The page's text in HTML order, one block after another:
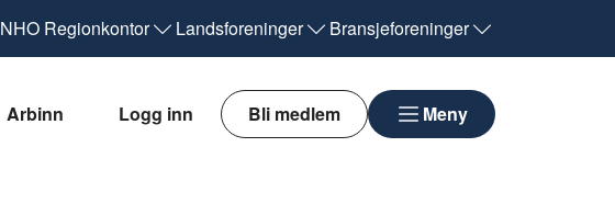
NHO Regionkontor Landsforeninger Bransjeforeninger
Arbinn Logg inn Bli medlem Meny